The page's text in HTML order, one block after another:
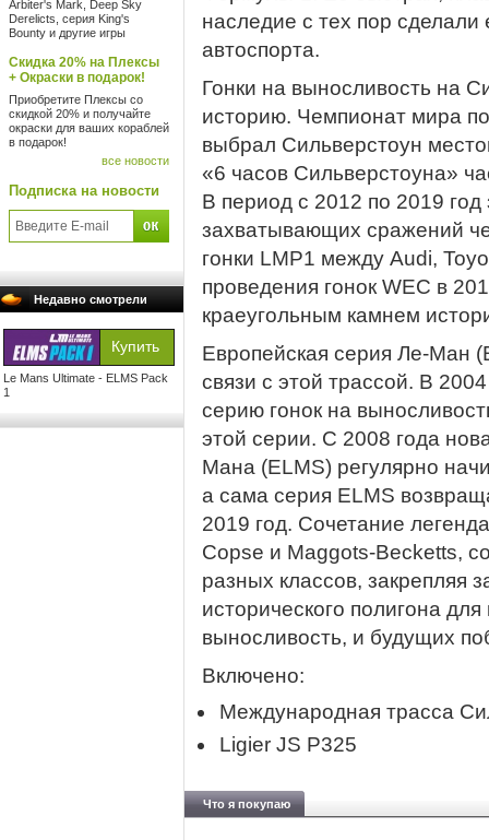
Arbiter's Mark, Deep Sky
Derelicts, серия King's
Bounty и другие игры
Скидка 20% на Плексы
+ Окраски в подарок!
Приобретите Плексы со
скидкой 20% и получайте
окраски для ваших кораблей
в подарок!
все новости
Подписка на новости
Недавно смотрели
Le Mans Ultimate - ELMS Pack
1
наследие с тех пор
автоспорта.
Гонки на выносливость на
историю. Чемпионат мира
выбрал Сильверстоун
«6 часов Сильверстоуна»
В период с 2012 по 2019
захватывающих сражений
гонки LMP1 между Audi,
проведения гонок WEC в
краеугольным камнем
Европейская серия Ле-Ман
связи с этой трассой. В
серию гонок на
этой серии. С 2008 года
Мана (ELMS) регулярно
а сама серия ELMS
2019 год. Сочетание
Copse и Maggots-Becketts,
разных классов, закрепляя
исторического полигона
выносливость, и будущих
Включено:
Международная трасса
Ligier JS P325
Что я покупаю